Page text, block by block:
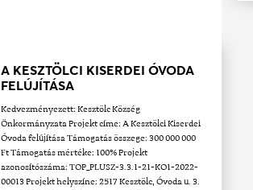
A KESZTÖLCI KISERDEI ÓVODA
FELÚJÍTÁSA
Kedvezményezett: Kesztölc Község
Önkormányzata Projekt címe: A Kesztölci Kiserdei
Óvoda felújítása Támogatás összege: 300 000 000
Ft Támogatás mértéke: 100% Projekt
azonosítószáma: TOP_PLUSZ-3.3.1-21-KO1-2022-
00013 Projekt helyszíne: 2517 Kesztölc, Óvoda u. 3.